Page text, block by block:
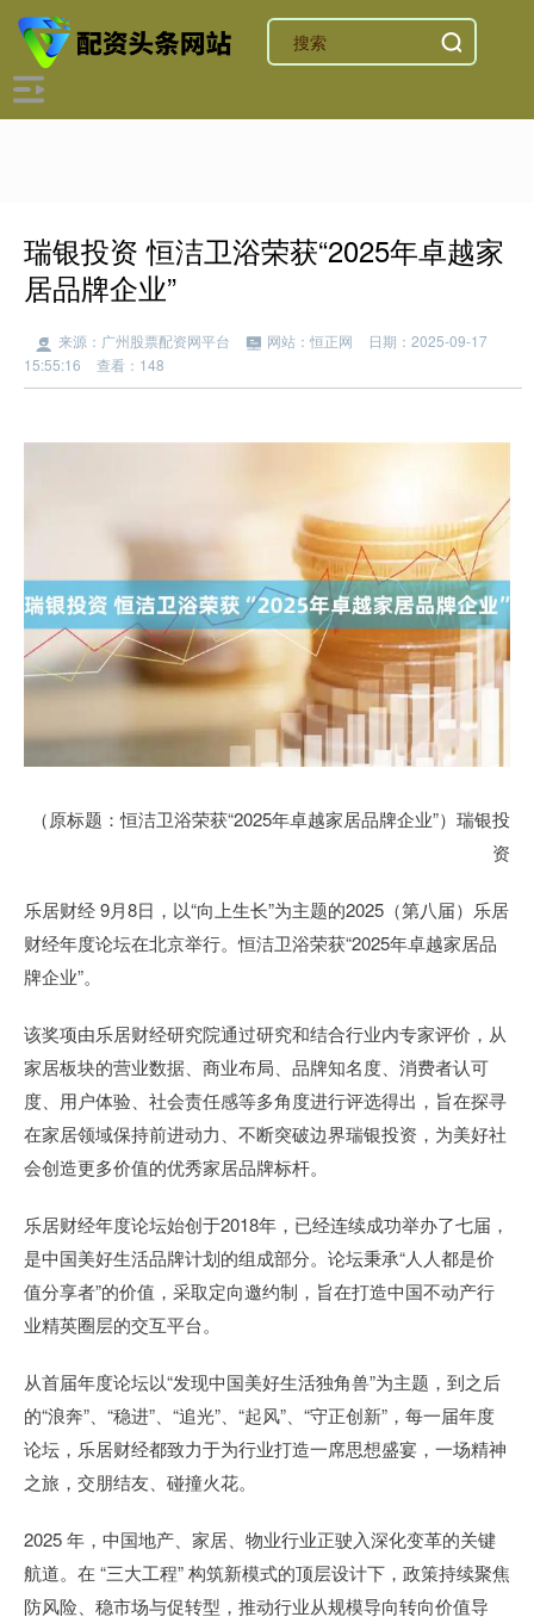
瑞银投资 恒洁卫浴荣获“2025年卓越家
居品牌企业”
来源：广州股票配资网平台 网站：恒正网
日期：2025-09-17
15:55:16
查看：148
（原标题：恒洁卫浴荣获“2025年卓越家居品牌企业”）瑞银投
资
乐居财经 9月8日，以“向上生长”为主题的2025（第八届）乐居
财经年度论坛在北京举行。恒洁卫浴荣获“2025年卓越家居品
牌企业”。
该奖项由乐居财经研究院通过研究和结合行业内专家评价，从
家居板块的营业数据、商业布局、品牌知名度、消费者认可
度、用户体验、社会责任感等多角度进行评选得出，旨在探寻
在家居领域保持前进动力、不断突破边界瑞银投资，为美好社
会创造更多价值的优秀家居品牌标杆。
乐居财经年度论坛始创于2018年，已经连续成功举办了七届，
是中国美好生活品牌计划的组成部分。论坛秉承“人人都是价
值分享者”的价值，采取定向邀约制，旨在打造中国不动产行
业精英圈层的交互平台。
从首届年度论坛以“发现中国美好生活独角兽”为主题，到之后
的“浪奔”、“稳进”、“追光”、“起风”、“守正创新”，每一届年度
论坛，乐居财经都致力于为行业打造一席思想盛宴，一场精神
之旅，交朋结友、碰撞火花。
2025 年，中国地产、家居、物业行业正驶入深化变革的关键
航道。在 “三大工程” 构筑新模式的顶层设计下，政策持续聚焦
防风险、稳市场与促转型，推动行业从规模导向转向价值导